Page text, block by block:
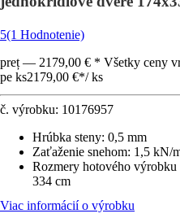
5(1 Hodnotenie)
preț — 2179,00 € * Všetky ceny
pe ks2179,00 €*/ ks
č. výrobku: 10176957
Hrúbka steny: 0,5 mm
Zaťaženie snehom: 1,5 kN/
Rozmery hotového výrobku
334 cm
Viac informácií o výrobku